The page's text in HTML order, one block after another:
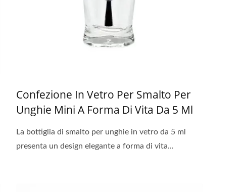
Confezione In Vetro Per Smalto Per
Unghie Mini A Forma Di Vita Da 5 Ml
La bottiglia di smalto per unghie in vetro da 5 ml
presenta un design elegante a forma di vita...